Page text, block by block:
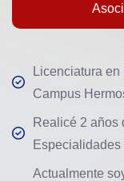
Licenciatura
Campus
Realicé 2 años
Actualmente